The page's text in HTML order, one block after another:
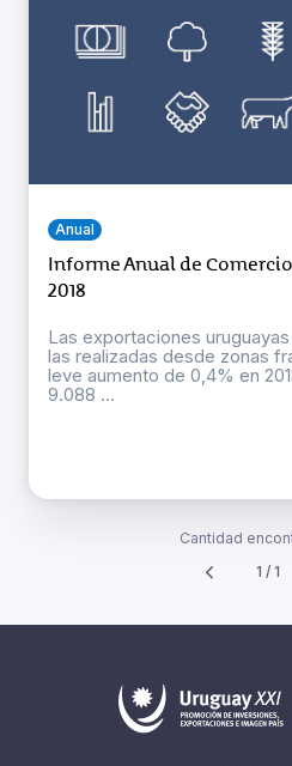
Anual
Informe Anual de
2018
Las exportaciones
las realizadas desde zonas
leve aumento de 0,4% en
9.088 ...
Cantidad
1 / 1